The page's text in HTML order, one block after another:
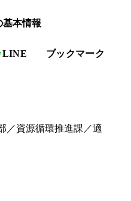
基本情報
LINE
ブックマーク
／資源循環推進課／適